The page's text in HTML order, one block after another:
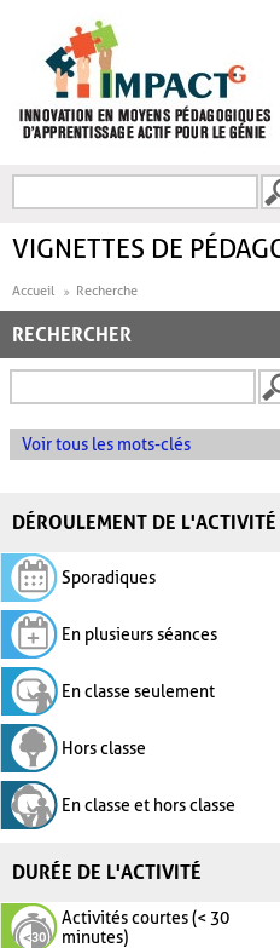
FORMULAIRE DE
VIGNETTES DE
Accueil Recherche
RECHERCHER
Voir tous les mots-clés
DÉROULEMENT DE L'ACTIVITÉ
Sporadiques
En plusieurs séances
En classe seulement
Hors classe
En classe et hors classe
DURÉE DE L'ACTIVITÉ
Activités courtes (< 30
minutes)